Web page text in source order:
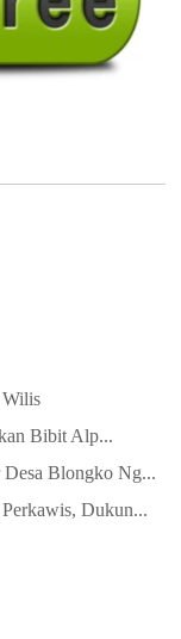
Wilis
Bibit Alp...
Blongko Ng...
Dukun...